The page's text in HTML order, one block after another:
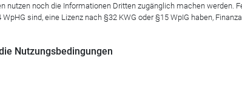
nutzen noch die Informationen Dritten zugänglich machen werden.
sind, eine Lizenz nach §32 KWG oder §15 WpIG haben,
Nutzungsbedingungen